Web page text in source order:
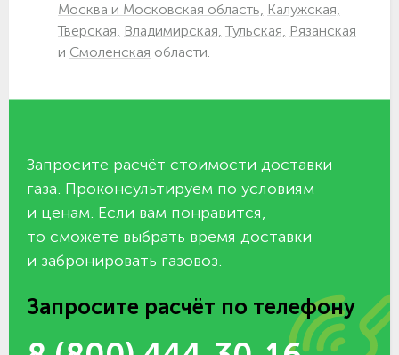
Москва и Московская область, Калужская,
Тверская, Владимирская, Тульская, Рязанская
и Смоленская области.
Запросите расчёт стоимости доставки
газа. Проконсультируем по условиям
и ценам. Если вам понравится,
то сможете выбрать время доставки
и забронировать газовоз.
Запросите расчёт по телефону